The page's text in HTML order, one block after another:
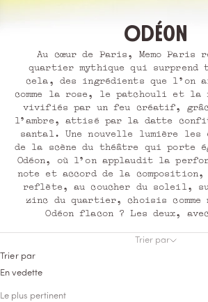
Odéon
Au cœur de Paris, Memo Paris
quartier mythique qui surprend
cela, des ingrédients que l'on
comme la rose, le patchouli et la
vivifiés par un feu créatif,
l'ambre, attisé par la datte
santal. Une nouvelle lumière
de la scène du théâtre qui porte
Odéon, où l'on applaudit la
note et accord de la
reflète, au coucher du soleil,
zinc du quartier, choisis
Odéon flacon ? Les deux,
Trier par
Trier par
En vedette
Le plus pertinent